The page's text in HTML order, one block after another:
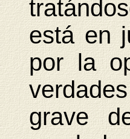
está en
por la
grave